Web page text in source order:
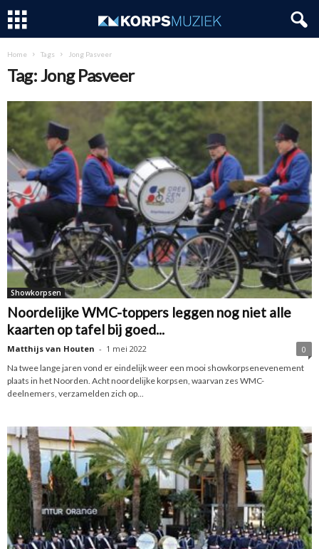
Home Tags Jong Pasveer
Tag: Jong Pasveer
Showkorpsen
Noordelijke WMC-toppers leggen nog niet alle
kaarten op tafel bij goed...
Matthijs van Houten - 1 mei 2022
0
Na twee lange jaren vond er eindelijk weer een mooi showkorpsenevenement
plaats in het Noorden. Acht noordelijke korpsen, waarvan zes WMC-
deelnemers, verzamelden zich op...